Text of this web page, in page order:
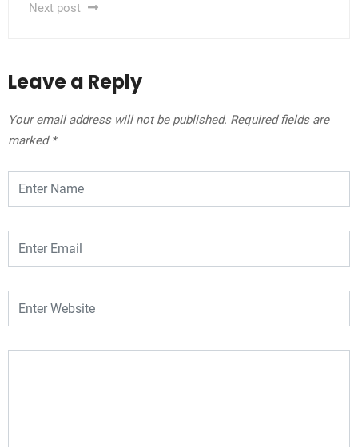
Next post
Leave a Reply
Your email address will not be published. Required fields are
marked *